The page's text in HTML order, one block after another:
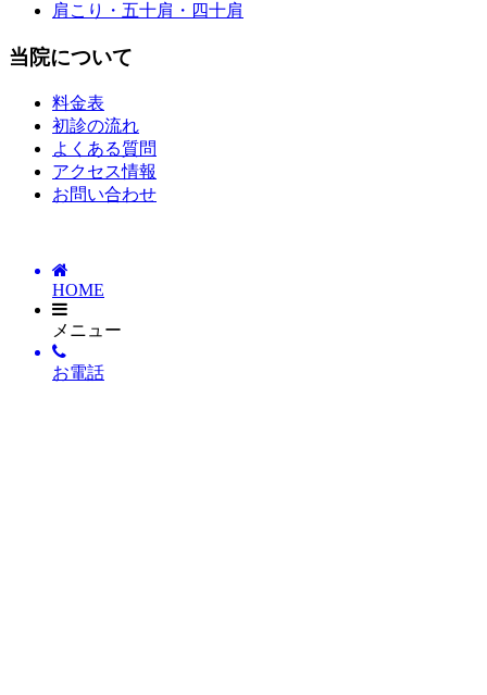
肩こり・五十肩・四十肩
当院について
料金表
初診の流れ
よくある質問
アクセス情報
お問い合わせ
HOME
メニュー
お電話